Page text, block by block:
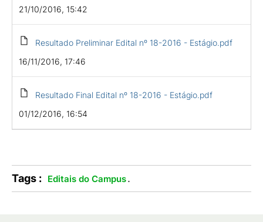
21/10/2016, 15:42
Resultado Preliminar Edital nº 18-2016 - Estágio.pdf
16/11/2016, 17:46
Resultado Final Edital nº 18-2016 - Estágio.pdf
01/12/2016, 16:54
Tags : Editais do Campus.